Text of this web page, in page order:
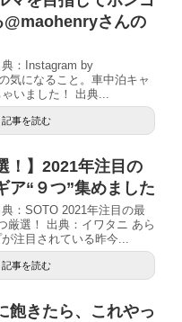
@maohenryさんの
：Instagram by
気になること。車中泊キャ
いました！ 出典...
記事を読む
！】2021年注目の
ア“９つ”集めました
：SOTO 2021年注目の最
厳選！ 出典：イワタニ あら
注目されている昨今...
記事を読む
飽きたら、これやっ